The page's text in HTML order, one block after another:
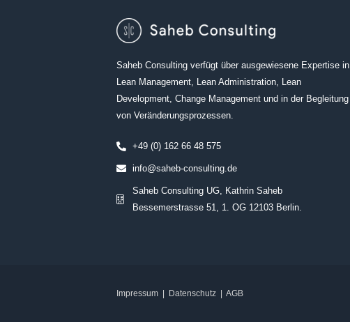
Saheb Consulting verfügt über ausgewiesene Expertise in
Lean Management, Lean Administration, Lean
Development, Change Management und in der Begleitung
von Veränderungsprozessen.
+49 (0) 162 66 48 575
info@saheb-consulting.de
Saheb Consulting UG, Kathrin Saheb
Bessemerstrasse 51, 1. OG 12103 Berlin.
Impressum Datenschutz AGB